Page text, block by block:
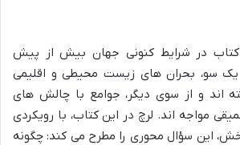
در شرایط کنونی جهان بیش از پیش
سو، بحران های زیست محیطی و اقلیمی
اند و از سوی دیگر، جوامع با چالش های
مواجه اند. لرچ در این کتاب، با رویکردی
این سؤال محوری را مطرح می کند: چگونه